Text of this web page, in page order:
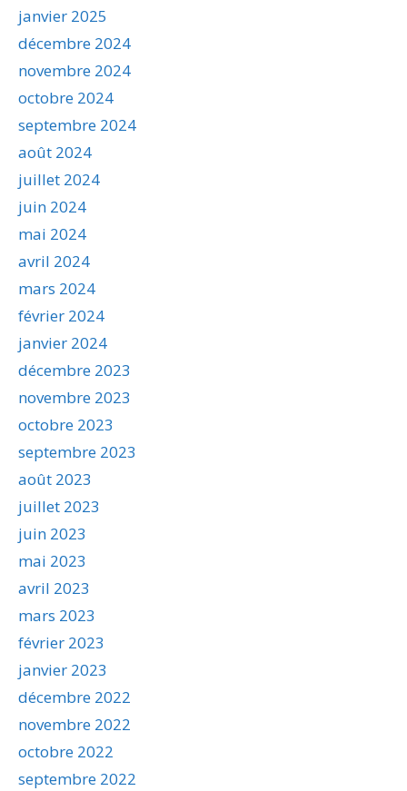
janvier 2025
décembre 2024
novembre 2024
octobre 2024
septembre 2024
août 2024
juillet 2024
juin 2024
mai 2024
avril 2024
mars 2024
février 2024
janvier 2024
décembre 2023
novembre 2023
octobre 2023
septembre 2023
août 2023
juillet 2023
juin 2023
mai 2023
avril 2023
mars 2023
février 2023
janvier 2023
décembre 2022
novembre 2022
octobre 2022
septembre 2022